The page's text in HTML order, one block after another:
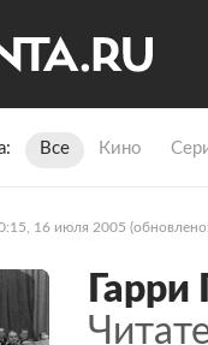
Все Кино
16 июля 2005